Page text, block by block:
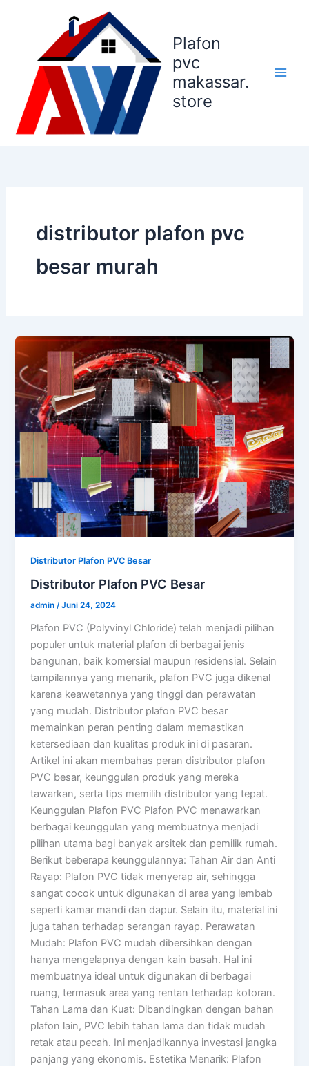
Plafon
pvc
makassar.
store
distributor plafon pvc
besar murah
Distributor Plafon PVC Besar
Distributor Plafon PVC Besar
admin/Juni 24, 2024
Plafon PVC (Polyvinyl Chloride) telah menjadi pilihan
populer untuk material plafon di berbagai jenis
bangunan, baik komersial maupun residensial. Selain
tampilannya yang menarik, plafon PVC juga dikenal
karena keawetannya yang tinggi dan perawatan
yang mudah. Distributor plafon PVC besar
memainkan peran penting dalam memastikan
ketersediaan dan kualitas produk ini di pasaran.
Artikel ini akan membahas peran distributor plafon
PVC besar, keunggulan produk yang mereka
tawarkan, serta tips memilih distributor yang tepat.
Keunggulan Plafon PVC Plafon PVC menawarkan
berbagai keunggulan yang membuatnya menjadi
pilihan utama bagi banyak arsitek dan pemilik rumah.
Berikut beberapa keunggulannya: Tahan Air dan Anti
Rayap: Plafon PVC tidak menyerap air, sehingga
sangat cocok untuk digunakan di area yang lembab
seperti kamar mandi dan dapur. Selain itu, material ini
juga tahan terhadap serangan rayap. Perawatan
Mudah: Plafon PVC mudah dibersihkan dengan
hanya mengelapnya dengan kain basah. Hal ini
membuatnya ideal untuk digunakan di berbagai
ruang, termasuk area yang rentan terhadap kotoran.
Tahan Lama dan Kuat: Dibandingkan dengan bahan
plafon lain, PVC lebih tahan lama dan tidak mudah
retak atau pecah. Ini menjadikannya investasi jangka
panjang yang ekonomis. Estetika Menarik: Plafon